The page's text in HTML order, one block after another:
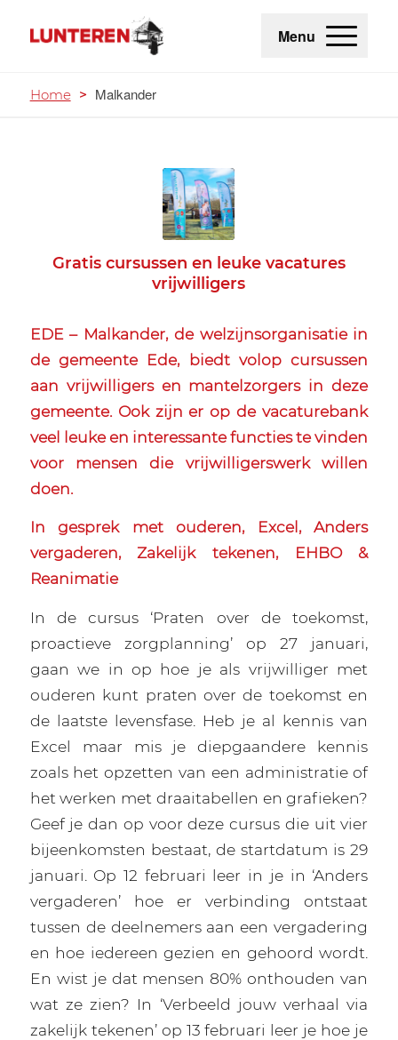
Menu
Home > Malkander
Gratis cursussen en leuke vacatures
vrijwilligers
EDE – Malkander, de welzijnsorganisatie in
de gemeente Ede, biedt volop cursussen
aan vrijwilligers en mantelzorgers in deze
gemeente. Ook zijn er op de vacaturebank
veel leuke en interessante functies te vinden
voor mensen die vrijwilligerswerk willen
doen.
In gesprek met ouderen, Excel, Anders
vergaderen, Zakelijk tekenen, EHBO &
Reanimatie
In de cursus ‘Praten over de toekomst,
proactieve zorgplanning’ op 27 januari,
gaan we in op hoe je als vrijwilliger met
ouderen kunt praten over de toekomst en
de laatste levensfase. Heb je al kennis van
Excel maar mis je diepgaandere kennis
zoals het opzetten van een administratie of
het werken met draaitabellen en grafieken?
Geef je dan op voor deze cursus die uit vier
bijeenkomsten bestaat, de startdatum is 29
januari. Op 12 februari leer in je in ‘Anders
vergaderen’ hoe er verbinding ontstaat
tussen de deelnemers aan een vergadering
en hoe iedereen gezien en gehoord wordt.
En wist je dat mensen 80% onthouden van
wat ze zien? In ‘Verbeeld jouw verhaal via
zakelijk tekenen’ op 13 februari leer je hoe je